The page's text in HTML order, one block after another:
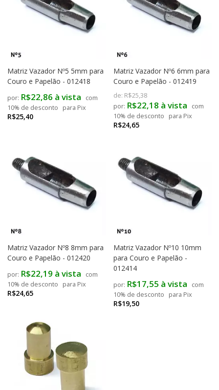
Matriz Vazador Nº5 5mm para
Couro e Papelão - 012418
R$25,40
R$22,86 à vista
com
10% de desconto
para Pix
Matriz Vazador Nº6 6mm para
Couro e Papelão - 012419
de: R$25,38
R$24,65
R$22,18 à vista
com
10% de desconto
para Pix
Matriz Vazador Nº8 8mm para
Couro e Papelão - 012420
R$24,65
R$22,19 à vista
com
10% de desconto
para Pix
Matriz Vazador Nº10 10mm
para Couro e Papelão -
012414
R$19,50
R$17,55 à vista
com
10% de desconto
para Pix